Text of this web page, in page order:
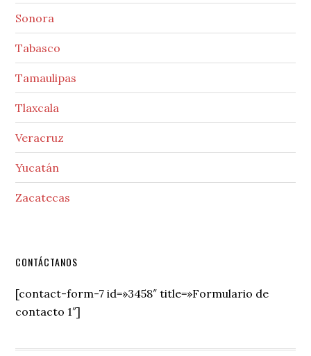
Sonora
Tabasco
Tamaulipas
Tlaxcala
Veracruz
Yucatán
Zacatecas
Secondary
Sidebar
CONTÁCTANOS
[contact-form-7 id=»3458″ title=»Formulario de
contacto 1″]